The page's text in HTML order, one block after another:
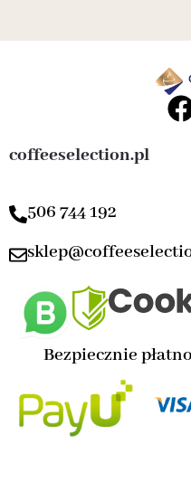
coffeeselection.pl
506 744 192
Bezpiecznie